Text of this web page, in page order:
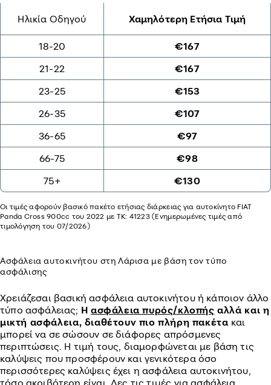
Ηλικία Οδηγού Χαμηλότερη Ετήσια Τιμή
18-20
€167
21-22
€167
23-25
€153
26-35
€107
36-65
€97
66-75
€98
75+
€130
Οι τιμές αφορούν βασικό πακέτο ετήσιας διάρκειας για αυτοκίνητο FIAT
Panda Cross 900cc του 2022 με ΤΚ: 41223 (Ενημερωμένες τιμές από
τιμολόγηση του 07/2026)
Ασφάλεια αυτοκινήτου στη Λάρισα με βάση τον τύπο
ασφάλισης
Χρειάζεσαι βασική ασφάλεια αυτοκινήτου ή κάποιον άλλο
τύπο ασφάλειας; Ηασφάλεια πυρός/κλοπής αλλά και η
μικτή ασφάλεια, διαθέτουν πιο πλήρη πακέτακαι
μπορεί να σε σώσουν σε διάφορες απρόσμενες
περιπτώσεις. Η τιμή τους, διαμορφώνεται με βάση τις
καλύψεις που προσφέρουν και γενικότερα όσο
περισσότερες καλύψεις έχει η ασφάλεια αυτοκινήτου,
τόσο ακριβότερη είναι. Δες τις τιμές για ασφάλεια